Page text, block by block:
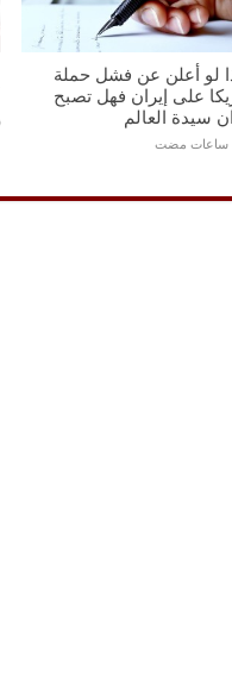
لو أعلن عن فشل حملة
على إيران فهل تصبح
سيدة العالم